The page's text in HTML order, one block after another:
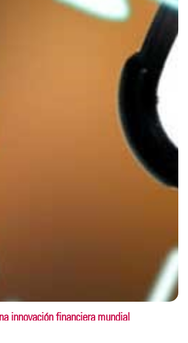
innovación financiera mundial